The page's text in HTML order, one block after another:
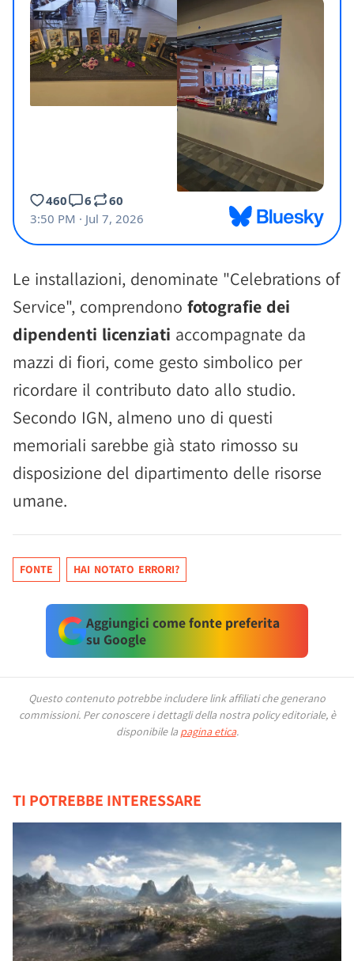
Le installazioni, denominate "Celebrations of
Service", comprendono fotografie dei
dipendenti licenziati accompagnate da
mazzi di fiori, come gesto simbolico per
ricordare il contributo dato allo studio.
Secondo IGN, almeno uno di questi
memoriali sarebbe già stato rimosso su
disposizione del dipartimento delle risorse
umane.
FONTE HAI NOTATO ERRORI?
Aggiungici come fonte preferita
su Google
Questo contenuto potrebbe includere link affiliati che generano
commissioni. Per conoscere i dettagli della nostra policy editoriale, è
disponibile la pagina etica.
TI POTREBBE INTERESSARE